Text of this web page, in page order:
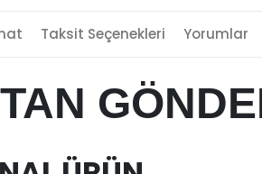
Taksit Seçenekleri Yorumlar